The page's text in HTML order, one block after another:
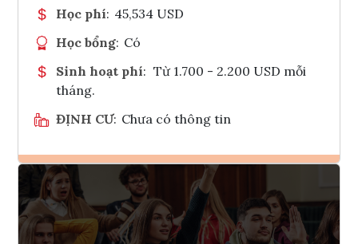
Học phí: 45,534 USD
Học bổng: Có
Sinh hoạt phí: Từ 1.700 - 2.200 USD mỗi
tháng.
ĐỊNH CƯ: Chưa có thông tin
Ghi danh
Tham vấn Interlink